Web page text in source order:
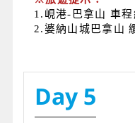
1.峴港-巴拿山 車
2.婆納山城巴拿山
Day 5